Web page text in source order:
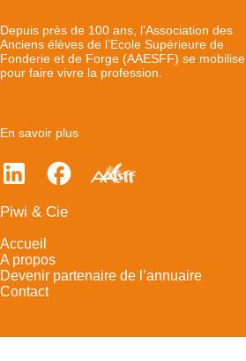
Depuis près de 100 ans, l’Association des
Anciens élèves de l’Ecole Supérieure de
Fonderie et de Forge (AAESFF) se mobilise
pour faire vivre la profession.
En savoir plus
Piwi & Cie
Accueil
A propos
Devenir partenaire de l’annuaire
Contact